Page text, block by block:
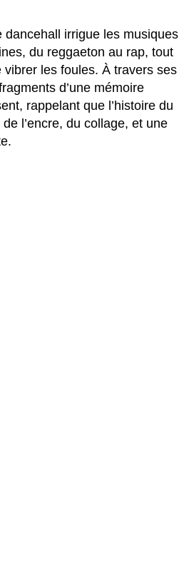
dancehall irrigue les musiques
du reggaeton au rap, tout
les foules. À travers ses
d’une mémoire
rappelant que l’histoire du
l’encre, du collage, et une